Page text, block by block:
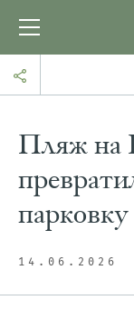
Пляж на
парковку
14.06.2026